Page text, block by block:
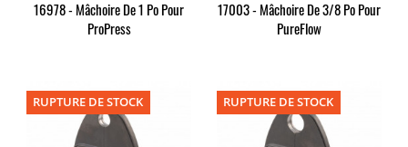
16978 - Mâchoire De 1 Po Pour
ProPress
17003 - Mâchoire De 3/8 Po Pour
PureFlow
RUPTURE DE STOCK RUPTURE DE STOCK